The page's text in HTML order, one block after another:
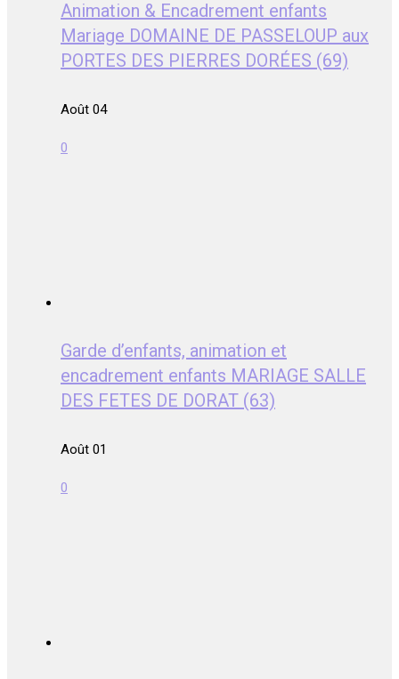
Animation & Encadrement enfants
Mariage DOMAINE DE PASSELOUP aux
PORTES DES PIERRES DORÉES (69)
Août 04
0
Garde d’enfants, animation et
encadrement enfants MARIAGE SALLE
DES FETES DE DORAT (63)
Août 01
0